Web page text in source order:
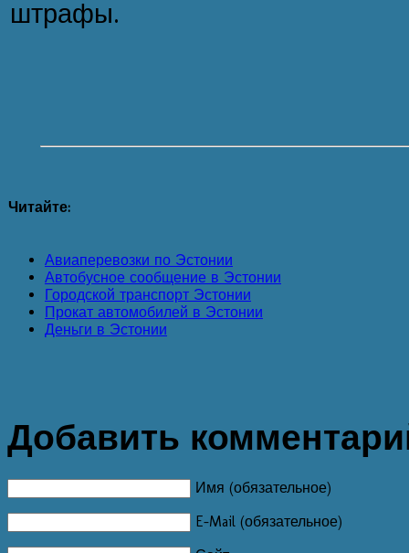
штрафы.
Читайте:
Авиаперевозки по Эстонии
Автобусное сообщение в Эстонии
Городской транспорт Эстонии
Прокат автомобилей в Эстонии
Деньги в Эстонии
Добавить
Имя (обязательное)
E-Mail (обязательное)